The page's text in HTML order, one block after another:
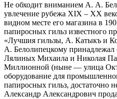
Не обходит вниманием А. А.
увлечение рубежа XIX – XX
видном месте его магазина в
папиросных гильз известного
«Лучшия гильзы, А. Катыкъ и
А. Белолипецкому принадлежал
Лялиных Михаила и Николая
Миллионной (ныне — улица
оборудование для
папиросных гильз, достаточно
Александр Александрович